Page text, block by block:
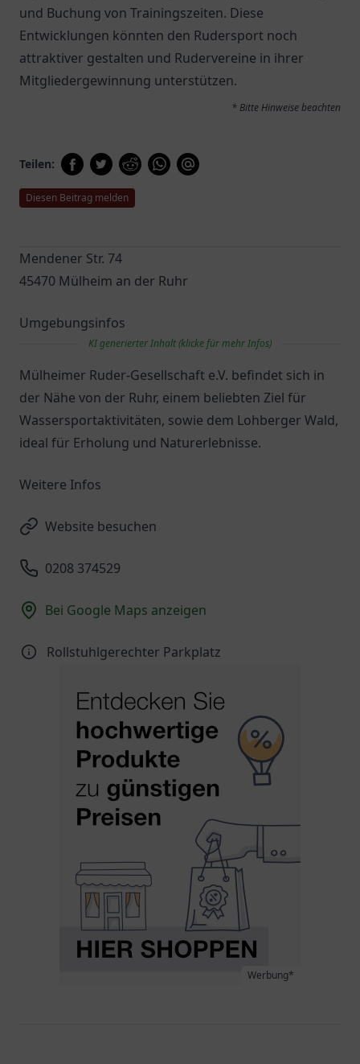
und Buchung von Trainingszeiten. Diese
Entwicklungen könnten den Rudersport noch
attraktiver gestalten und Rudervereine in ihrer
Mitgliedergewinnung unterstützen.
* Bitte Hinweise beachten
Teilen:
Diesen Beitrag melden
Mendener Str. 74
45470 Mülheim an der Ruhr
Umgebungsinfos
KI generierter Inhalt (klicke für mehr Infos)
Mülheimer Ruder-Gesellschaft e.V. befindet sich in
der Nähe von der Ruhr, einem beliebten Ziel für
Wassersportaktivitäten, sowie dem Lohberger Wald,
ideal für Erholung und Naturerlebnisse.
Weitere Infos
Website besuchen
0208 374529
Bei Google Maps anzeigen
Rollstuhlgerechter Parkplatz
Werbung*